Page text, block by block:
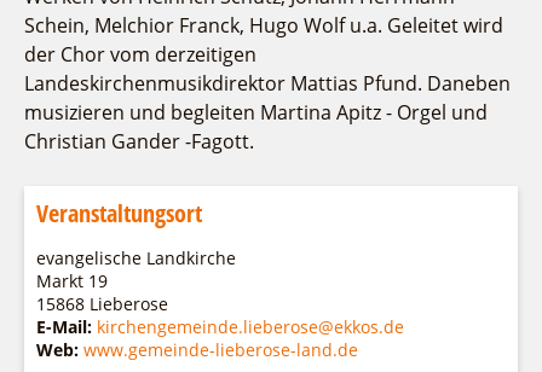
Schein, Melchior Franck, Hugo Wolf u.a. Geleitet wird
der Chor vom derzeitigen
Landeskirchenmusikdirektor Mattias Pfund. Daneben
musizieren und begleiten Martina Apitz - Orgel und
Christian Gander -Fagott.
Veranstaltungsort
evangelische Landkirche
Markt 19
15868 Lieberose
E-Mail: kirchengemeinde.lieberose@ekkos.de
Web: www.gemeinde-lieberose-land.de